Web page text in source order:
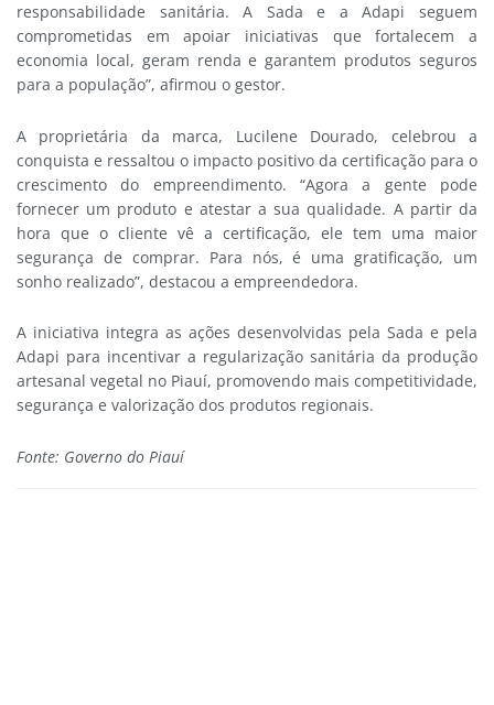
responsabilidade sanitária. A Sada e a Adapi seguem
comprometidas em apoiar iniciativas que fortalecem a
economia local, geram renda e garantem produtos seguros
para a população”, afirmou o gestor.
A proprietária da marca, Lucilene Dourado, celebrou a
conquista e ressaltou o impacto positivo da certificação para o
crescimento do empreendimento. “Agora a gente pode
fornecer um produto e atestar a sua qualidade. A partir da
hora que o cliente vê a certificação, ele tem uma maior
segurança de comprar. Para nós, é uma gratificação, um
sonho realizado”, destacou a empreendedora.
A iniciativa integra as ações desenvolvidas pela Sada e pela
Adapi para incentivar a regularização sanitária da produção
artesanal vegetal no Piauí, promovendo mais competitividade,
segurança e valorização dos produtos regionais.
Fonte: Governo do Piauí